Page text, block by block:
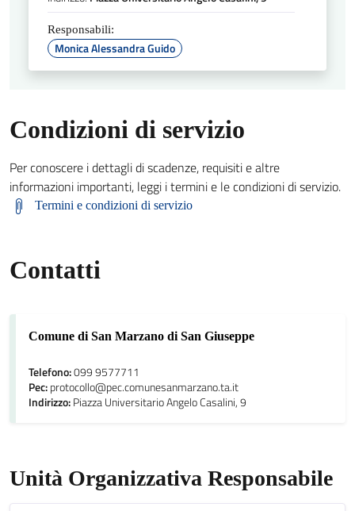
Responsabili:
Monica Alessandra Guido
Condizioni di servizio
Per conoscere i dettagli di scadenze, requisiti e altre
informazioni importanti, leggi i termini e le condizioni di servizio.
Termini e condizioni di servizio
Contatti
Comune di San Marzano di San Giuseppe
Telefono:099 9577711
Pec:protocollo@pec.comunesanmarzano.ta.it
Indirizzo:Piazza Universitario Angelo Casalini, 9
Unità Organizzativa Responsabile